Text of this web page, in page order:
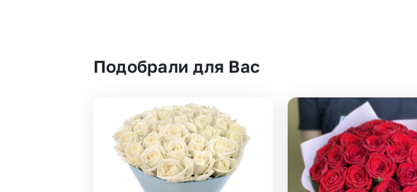
Москва и МО
Нижний Новгород
Казань
Челябинск
Подобрали для Вас